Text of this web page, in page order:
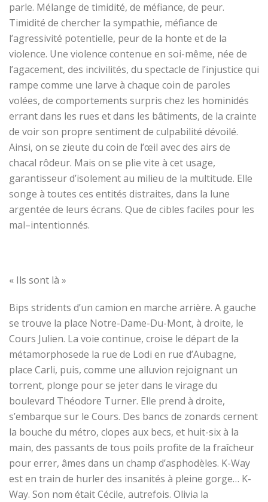
parle. Mélange de timidité, de méfiance, de peur.
Timidité de chercher la sympathie, méfiance de
l’agressivité potentielle, peur de la honte et de la
violence. Une violence contenue en soi-même, née de
l’agacement, des incivilités, du spectacle de l’injustice qui
rampe comme une larve à chaque coin de paroles
volées, de comportements surpris chez les hominidés
errant dans les rues et dans les bâtiments, de la crainte
de voir son propre sentiment de culpabilité dévoilé.
Ainsi, on se zieute du coin de l’œil avec des airs de
chacal rôdeur. Mais on se plie vite à cet usage,
garantisseurd’isolement au milieu de la multitude. Elle
songe à toutes ces entités distraites, dans la lune
argentée de leurs écrans. Que de cibles faciles pour les
mal–intentionnés.
« Ils sont là »
Bips stridents d’un camion en marche arrière. A gauche
se trouve la place Notre-Dame-Du-Mont, à droite, le
Cours Julien. La voie continue, croise le départ de la
métamorphosede la rue de Lodi en rue d’Aubagne,
place Carli, puis, comme une alluvion rejoignant un
torrent, plonge pour se jeter dans le virage du
boulevard Théodore Turner. Elle prend à droite,
s’embarque sur le Cours. Des bancs de zonards cernent
la bouche du métro, clopes aux becs, et huit-six à la
main, des passants de tous poils profite de la fraîcheur
pour errer, âmes dans un champ d’asphodèles. K-Way
est en train de hurler des insanités à pleine gorge… K-
Way. Son nom était Cécile, autrefois. Olivia la